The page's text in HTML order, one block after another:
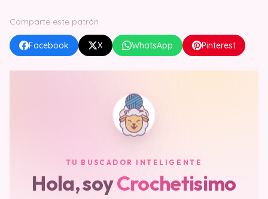
Comparte este patrón
Facebook X WhatsApp Pinterest
TU BUSCADOR INTELIGENTE
Hola, soyCrochetisimo